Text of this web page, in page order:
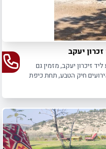
יעקב
זיכרון יעקב, מזמין גם
חיק הטבע, תחת כיפת